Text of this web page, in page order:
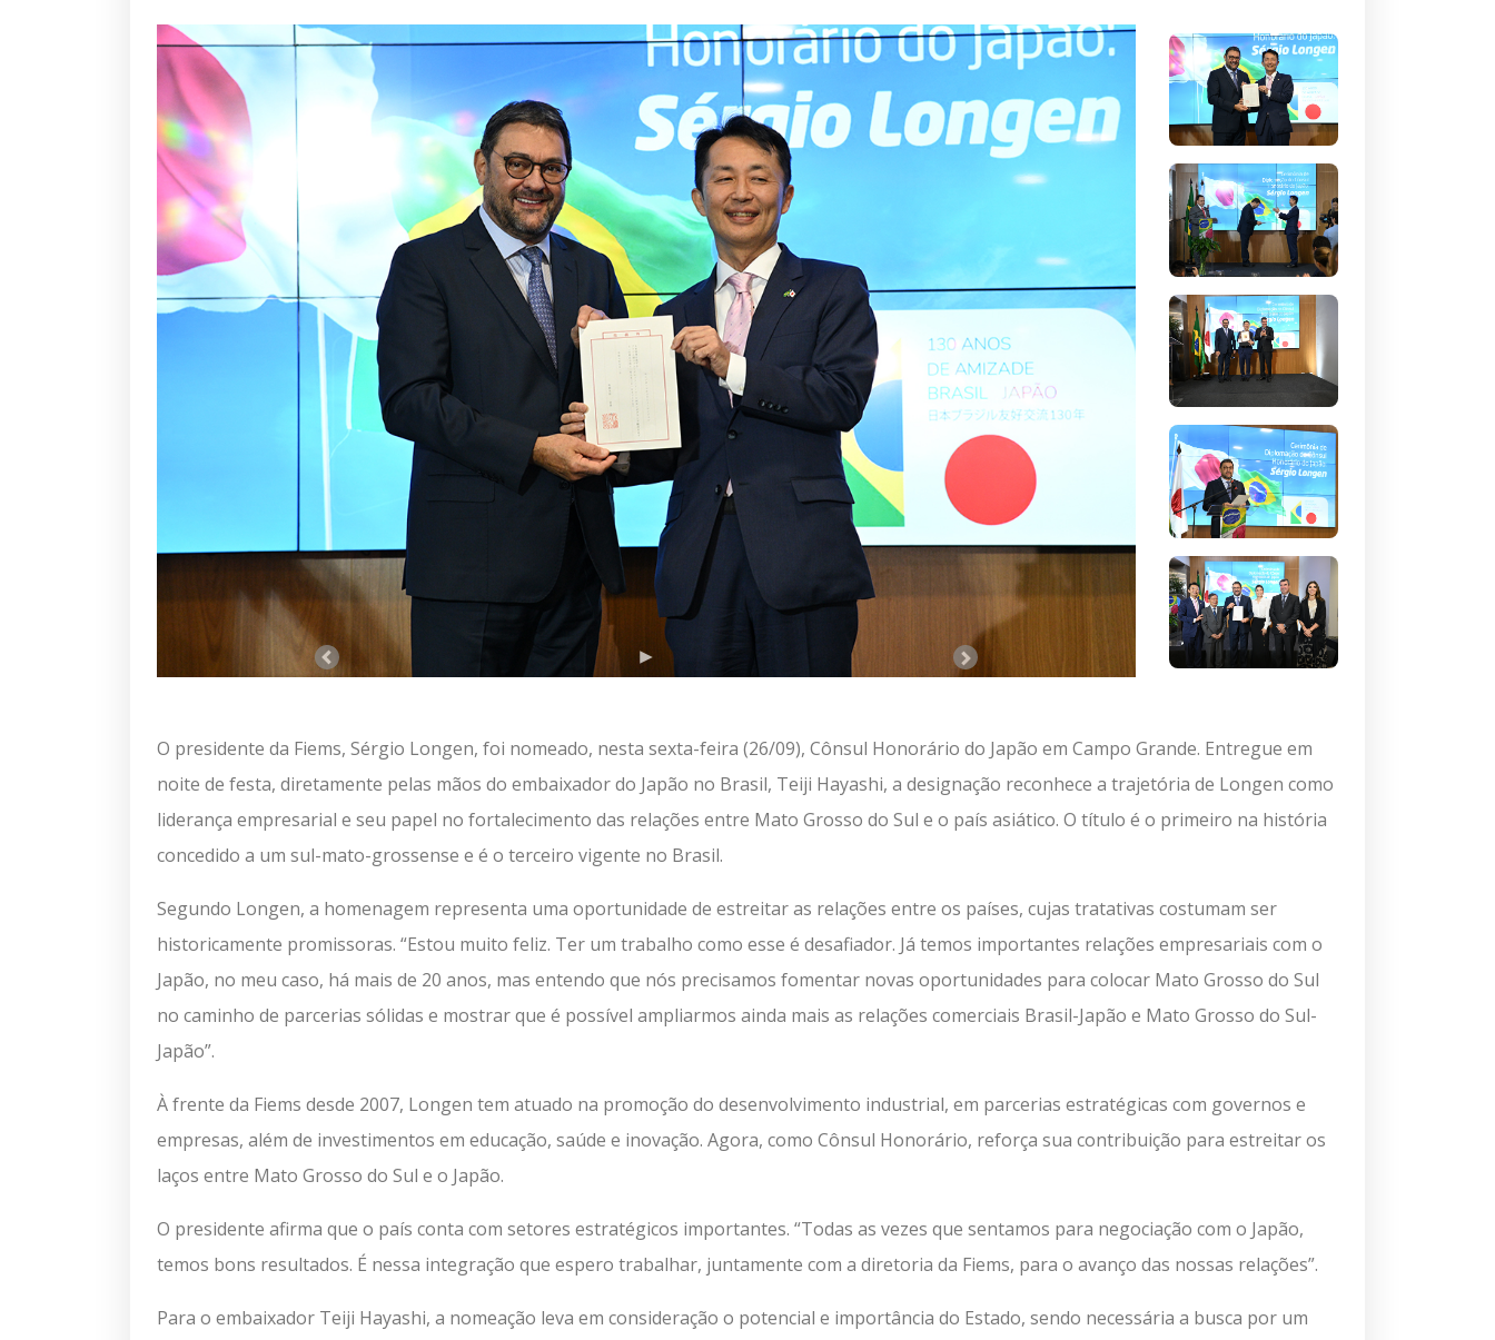
O presidente da Fiems, Sérgio Longen, foi nomeado, nesta sexta-feira (26/09), Cônsul Honorário do Japão em Campo Grande. Entregue em
noite de festa, diretamente pelas mãos do embaixador do Japão no Brasil, Teiji Hayashi, a designação reconhece a trajetória de Longen como
liderança empresarial e seu papel no fortalecimento das relações entre Mato Grosso do Sul e o país asiático. O título é o primeiro na história
concedido a um sul-mato-grossense e é o terceiro vigente no Brasil.
Segundo Longen, a homenagem representa uma oportunidade de estreitar as relações entre os países, cujas tratativas costumam ser
historicamente promissoras. “Estou muito feliz. Ter um trabalho como esse é desafiador. Já temos importantes relações empresariais com o
Japão, no meu caso, há mais de 20 anos, mas entendo que nós precisamos fomentar novas oportunidades para colocar Mato Grosso do Sul
no caminho de parcerias sólidas e mostrar que é possível ampliarmos ainda mais as relações comerciais Brasil-Japão e Mato Grosso do Sul-
Japão”.
À frente da Fiems desde 2007, Longen tem atuado na promoção do desenvolvimento industrial, em parcerias estratégicas com governos e
empresas, além de investimentos em educação, saúde e inovação. Agora, como Cônsul Honorário, reforça sua contribuição para estreitar os
laços entre Mato Grosso do Sul e o Japão.
O presidente afirma que o país conta com setores estratégicos importantes. “Todas as vezes que sentamos para negociação com o Japão,
temos bons resultados. É nessa integração que espero trabalhar, juntamente com a diretoria da Fiems, para o avanço das nossas relações”.
Para o embaixador Teiji Hayashi, a nomeação leva em consideração o potencial e importância do Estado, sendo necessária a busca por um